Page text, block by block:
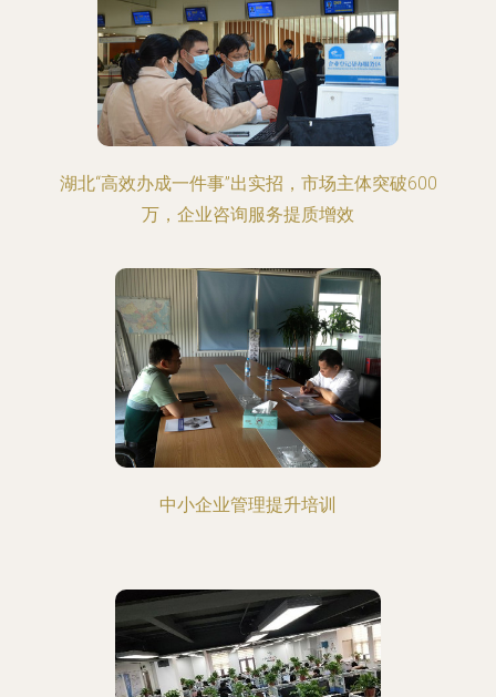
湖北“高效办成一件事”出实招，市场主体突破600
万，企业咨询服务提质增效
中小企业管理提升培训